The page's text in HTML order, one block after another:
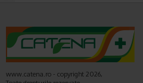
www.catena.ro - copyright 2026,